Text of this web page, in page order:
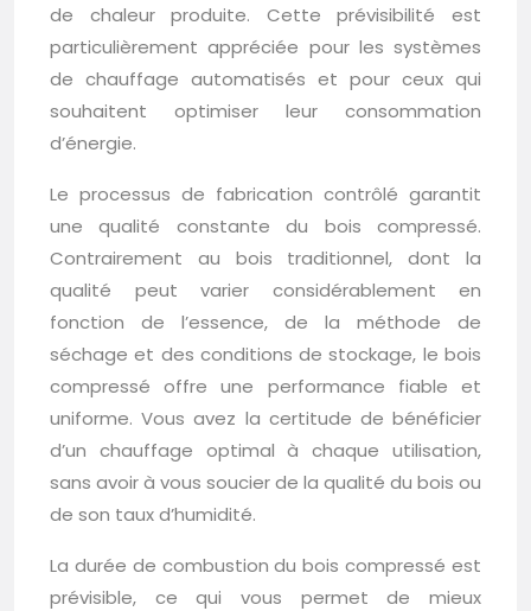
de chaleur produite. Cette prévisibilité est
particulièrement appréciée pour les systèmes
de chauffage automatisés et pour ceux qui
souhaitent optimiser leur consommation
d’énergie.
Le processus de fabrication contrôlé garantit
une qualité constante du bois compressé.
Contrairement au bois traditionnel, dont la
qualité peut varier considérablement en
fonction de l’essence, de la méthode de
séchage et des conditions de stockage, le bois
compressé offre une performance fiable et
uniforme. Vous avez la certitude de bénéficier
d’un chauffage optimal à chaque utilisation,
sans avoir à vous soucier de la qualité du bois ou
de son taux d’humidité.
La durée de combustion du bois compressé est
prévisible, ce qui vous permet de mieux